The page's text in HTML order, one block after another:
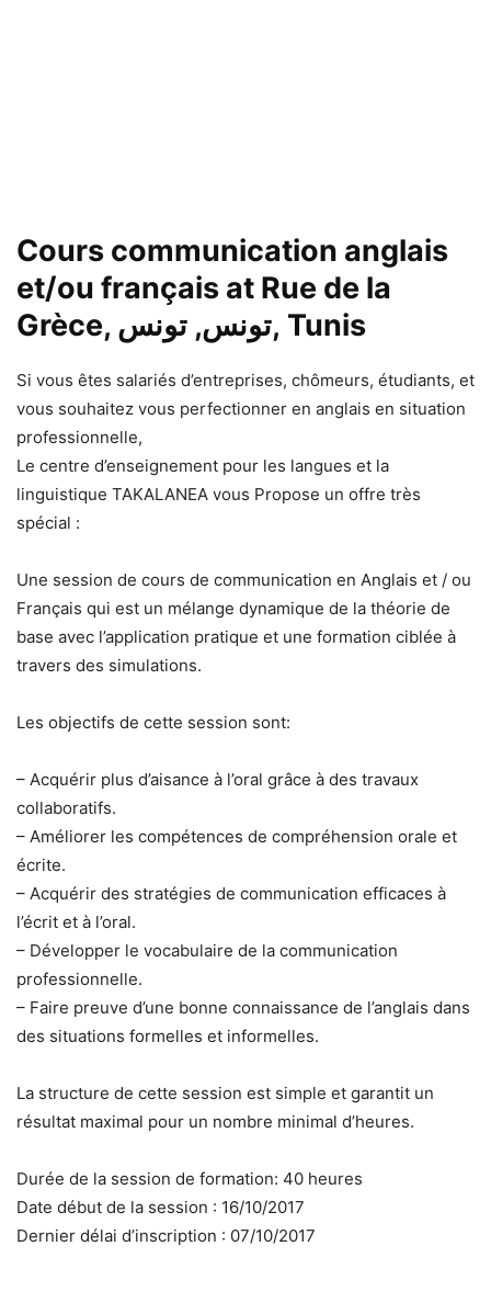
Cours communication anglais
et/ou français at Rue de la
Grèce, تونس, تونس, Tunis
Si vous êtes salariés d’entreprises, chômeurs, étudiants, et
vous souhaitez vous perfectionner en anglais en situation
professionnelle,
Le centre d’enseignement pour les langues et la
linguistique TAKALANEA vous Propose un offre très
spécial :
Une session de cours de communication en Anglais et / ou
Français qui est un mélange dynamique de la théorie de
base avec l’application pratique et une formation ciblée à
travers des simulations.
Les objectifs de cette session sont:
– Acquérir plus d’aisance à l’oral grâce à des travaux
collaboratifs.
– Améliorer les compétences de compréhension orale et
écrite.
– Acquérir des stratégies de communication efficaces à
l’écrit et à l’oral.
– Développer le vocabulaire de la communication
professionnelle.
– Faire preuve d’une bonne connaissance de l’anglais dans
des situations formelles et informelles.
La structure de cette session est simple et garantit un
résultat maximal pour un nombre minimal d’heures.
Durée de la session de formation: 40 heures
Date début de la session : 16/10/2017
Dernier délai d’inscription : 07/10/2017